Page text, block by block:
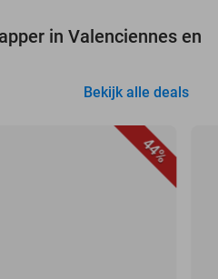
in Valenciennes en
Bekijk alle deals
44%